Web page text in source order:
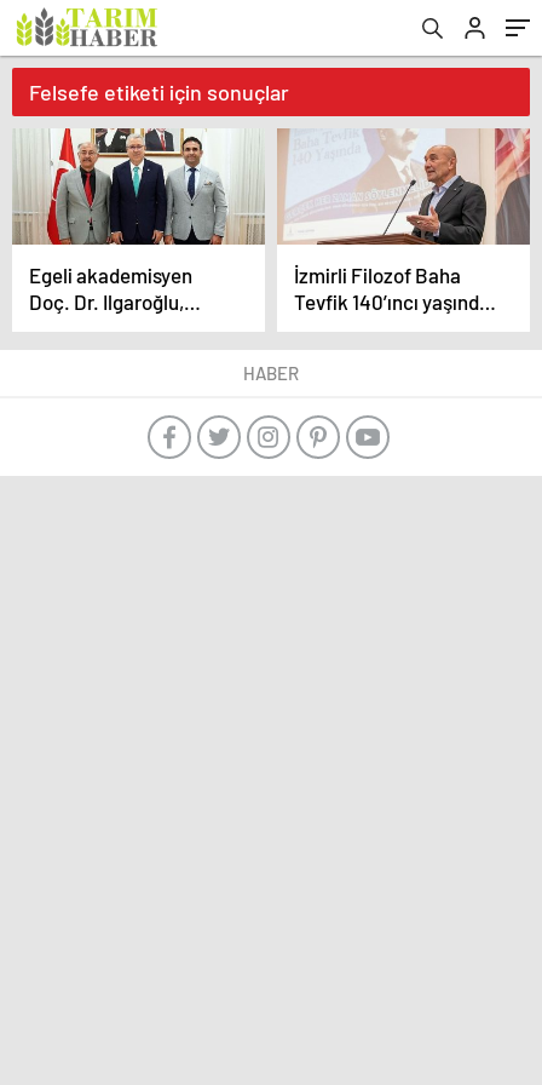
Felsefe etiketi için sonuçlar
Egeli akademisyen
Doç. Dr. Ilgaroğlu,
İngiltere’de Farabi
felsefesine yönelik
İzmirli Filozof Baha
Tevfik 140’ıncı yaşında
anıldı
HABER